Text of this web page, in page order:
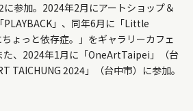
に参加。2024年2月にアートショップ＆
PLAYBACK」、同年6月に「Little
ょっと依存症。」をギャラリーカフェ
た、2024年1月に「OneArtTaipei」（台
TAICHUNG 2024」（台中市）に参加。